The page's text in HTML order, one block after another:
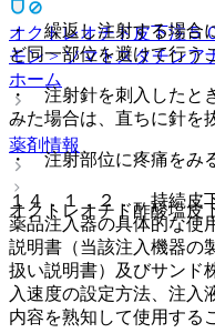
オクトレオチド皮下注５
モン > ソマトスタチンア
ホーム
薬剤情報
オクトレオチド酢酸塩皮
・ 繰返し注射する場合
ど同一部位を避けて行う
・ 注射針を刺入したと
みた場合は、直ちに針を
・ 注射部位に疼痛をみ
１４．１．２． 持続皮
薬品注入器の具体的な使
説明書（当該注入機器の
扱い説明書）及びサンド
入速度の設定方法、注入
内容を熟知して使用する